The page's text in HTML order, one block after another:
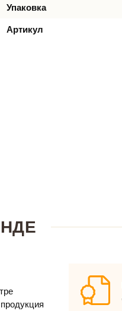
Упаковка
Артикул